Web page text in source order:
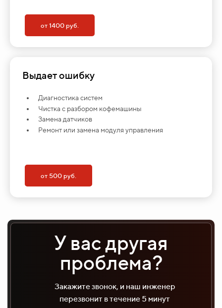
от 1400 руб.
Выдает ошибку
Диагностика систем
Чистка с разбором кофемашины
Замена датчиков
Ремонт или замена модуля управления
от 500 руб.
У вас другая
проблема?
Закажите звонок, и наш инженер
перезвонит в течение 5 минут